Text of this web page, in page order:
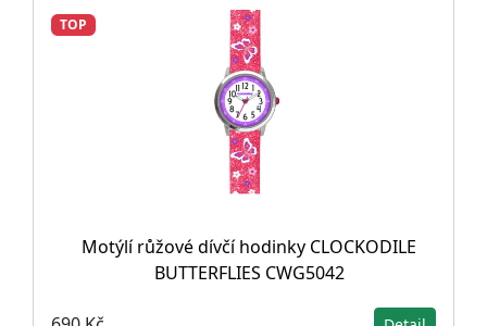
TOP
Motýlí růžové dívčí hodinky CLOCKODILE
BUTTERFLIES CWG5042